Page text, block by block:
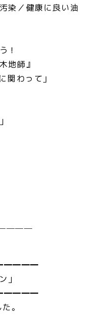
／健康に良い油
！
師』
わって」
」
。